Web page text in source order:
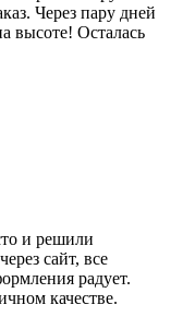
Через пару дней
высоте! Осталась
и решили
сайт, все
радует.
качестве.